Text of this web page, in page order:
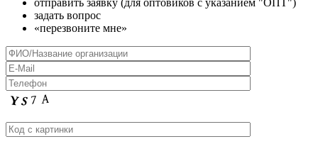
отправить заявку (для оптовиков с указанием "ОПТ")
задать вопрос
«перезвоните мне»